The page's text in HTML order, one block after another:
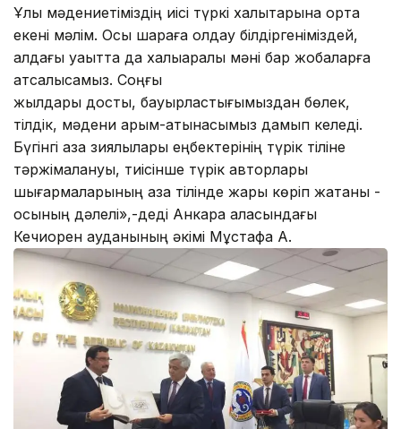
Ұлы мәдениетіміздің иісі түркі халықтарына ортақ
екені мәлім. Осы шараға қолдау білдіргеніміздей,
алдағы уақытта да халықаралық мәні бар жобаларға
атсалысамыз. Соңғы
жылдары достық, бауырластығымыздан бөлек,
тілдік, мәдени қарым-қатынасымыз дамып келеді.
Бүгінгі қазақ зиялылары еңбектерінің түрік тіліне
тәржімалануы, тиісінше түрік авторлары
шығармаларының қазақ тілінде жарық көріп жатқаны -
осының дәлелі»,-деді Анкара қаласындағы
Кечиорен ауданының әкімі Мұстафа Ақ.